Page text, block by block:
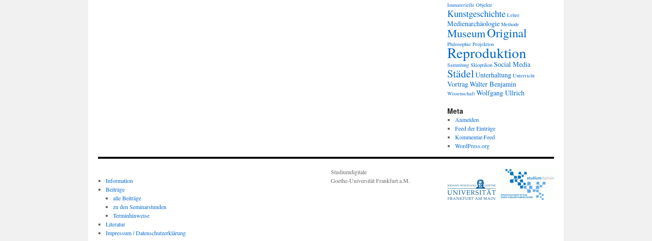
Immaterielle Objekte
Kunstgeschichte Lehre
Medienarchäologie Methode
MuseumOriginal
Philosophie Projektion
Reproduktion
Sammlung Skioptikon Social Media
StädelUnterhaltung Unterricht
VortragWalter Benjamin
Wissenschaft Wolfgang Ullrich
Meta
Anmelden
Feed der Einträge
Kommentar-Feed
WordPress.org
Information
Beiträge
alle Beiträge
zu den Seminarstunden
Terminhinweise
Literatur
Impressum / Datenschutzerklärung
Studiumdigitale
Goethe-Universität Frankfurt a.M.